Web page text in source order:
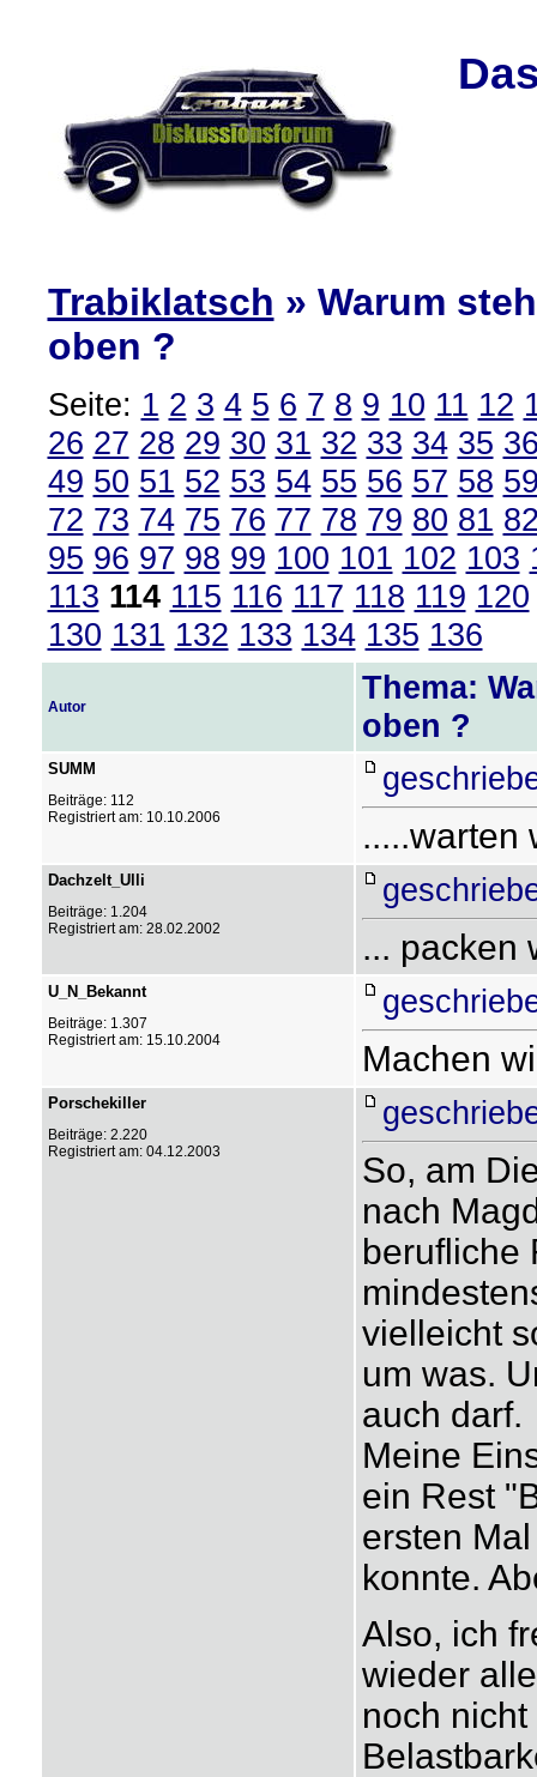
Trabiklatsch » Warum
oben ?
Seite: 1 2 3 4 5 6 7 8 9 10 11 12
26 27 28 29 30 31 32 33 34 35
49 50 51 52 53 54 55 56 57 58
72 73 74 75 76 77 78 79 80 81
95 96 97 98 99 100 101 102 103
113 114 115 116 117 118 119 120
130 131 132 133 134 135 136
Autor
Thema:
oben ?
SUMM
Beiträge: 112
Registriert am: 10.10.2006
.....warten
Dachzelt_Ulli
Beiträge: 1.204
Registriert am: 28.02.2002
... packen
U_N_Bekannt
Beiträge: 1.307
Registriert am: 15.10.2004
Machen
Porschekiller
Beiträge: 2.220
Registriert am: 04.12.2003
So, am
nach
berufliche
vielleicht
um was.
auch darf.
Meine
ein Rest
ersten
konnte.
Also, ich
wieder
noch